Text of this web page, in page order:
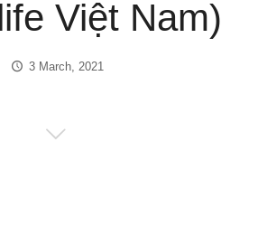
Việt Nam)
3 March, 2021